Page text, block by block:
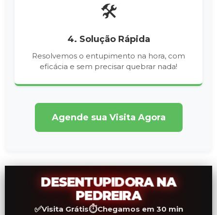
🛠️
4. Solução Rápida
Resolvemos o entupimento na hora, com
eficácia e sem precisar quebrar nada!
Agende sua Visita Agora
DESENTUPIDORA NA
PEDREIRA
✅Visita Grátis⏱️Chegamos em 30 min